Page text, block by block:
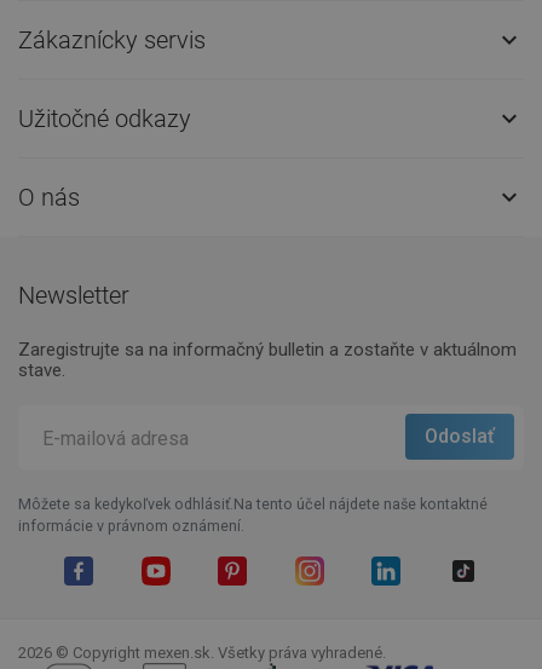
Zákaznícky servis 
Užitočné odkazy 
O nás 
Newsletter
Zaregistrujte sa na informačný bulletin a zostaňte v aktuálnom
stave.
Môžete sa kedykoľvek odhlásiť.Na tento účel nájdete naše kontaktné
informácie v právnom oznámení.
2026 © Copyright mexen.sk. Všetky práva vyhradené.